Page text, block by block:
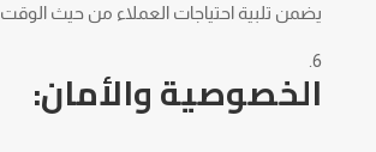
يضمن تلبية احتياجات العملاء من حيث الوقت.
الخصوصية والأمان: